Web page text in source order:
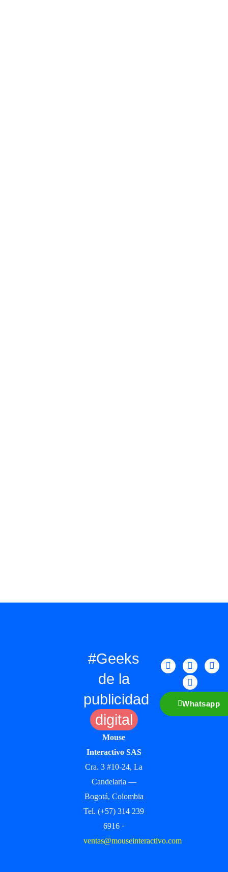
#Geeks
de la
publicidad
digital
Mouse
Interactivo SAS
Cra. 3 #10-24, La
Candelaria —
Bogotá, Colombia
Tel. (+57) 314 239
6916 ·
ventas@mouseinteractivo.com
Whatsapp